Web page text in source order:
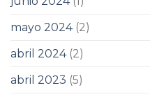
mayo 2024(2)
abril 2024(2)
abril 2023 (5)